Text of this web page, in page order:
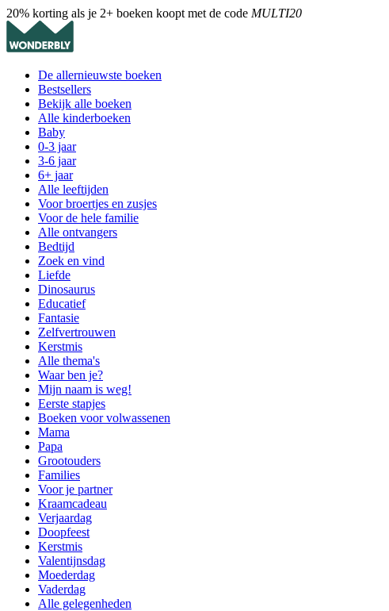
20% korting als je 2+ boeken koopt met de code MULTI20
De allernieuwste boeken
Bestsellers
Bekijk alle boeken
Alle kinderboeken
Baby
0-3 jaar
3-6 jaar
6+ jaar
Alle leeftijden
Voor broertjes en zusjes
Voor de hele familie
Alle ontvangers
Bedtijd
Zoek en vind
Liefde
Dinosaurus
Educatief
Fantasie
Zelfvertrouwen
Kerstmis
Alle thema's
Waar ben je?
Mijn naam is weg!
Eerste stapjes
Boeken voor volwassenen
Mama
Papa
Grootouders
Families
Voor je partner
Kraamcadeau
Verjaardag
Doopfeest
Kerstmis
Valentijnsdag
Moederdag
Vaderdag
Alle gelegenheden